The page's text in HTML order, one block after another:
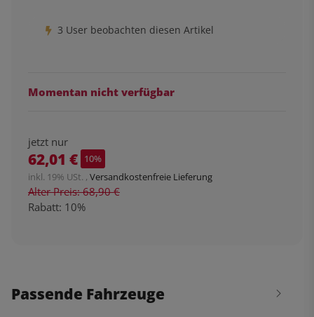
3 User beobachten diesen Artikel
Momentan nicht verfügbar
jetzt nur
62,01 € 10%
inkl. 19% USt. , Versandkostenfreie Lieferung
Alter Preis: 68,90 €
Rabatt: 10%
Passende Fahrzeuge